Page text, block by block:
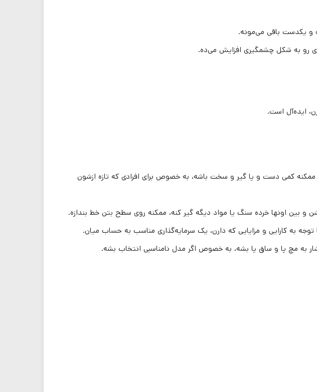
و یکدست باقی می‌مونه.
رو به شکل چشمگیری افزایش می‌ده.
ایده‌آل است.
ممکنه کمی دست و پا گیر و سخت باشه، به خصوص برای افرادی که تازه ازشون
و بین اونها خرده سنگ یا مواد دیگه گیر کنه، ممکنه روی سطح بتن خط بندازه.
به کارایی و مزایایی که دارن، یک سرمایه‌گذاری مناسب به حساب میان.
به مچ پا و ساق پا بشه، به خصوص اگر مدل نامناسبی انتخاب بشه.